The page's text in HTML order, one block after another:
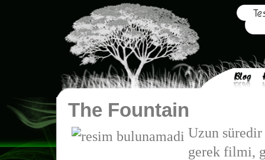
The Fountain
Uzun
gerek filmi,